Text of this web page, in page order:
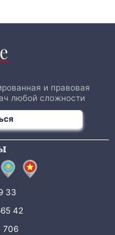
и правовая
любой сложности
33
42
706